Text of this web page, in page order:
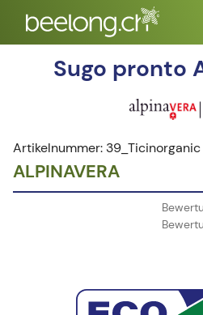
Sugo pronto
Artikelnummer: 39_Ticinorganic
ALPINAVERA